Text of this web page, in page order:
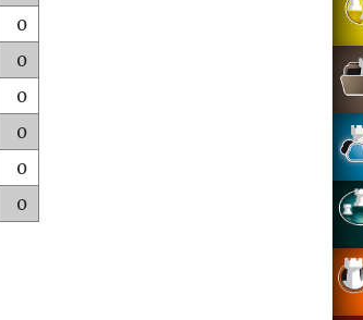
0
0
0
0
0
0